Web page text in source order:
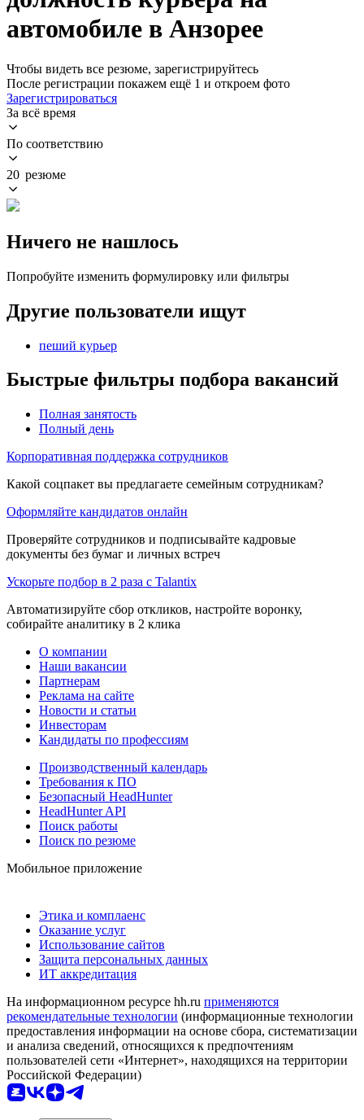
автомобиле в Анзорее
Чтобы видеть все резюме, зарегистрируйтесь
После регистрации покажем ещё 1 и откроем фото
Зарегистрироваться
За всё время
По соответствию
20 резюме
Ничего не нашлось
Попробуйте изменить формулировку или фильтры
Другие пользователи ищут
пеший курьер
Быстрые фильтры подбора вакансий
Полная занятость
Полный день
Корпоративная поддержка сотрудников
Какой соцпакет вы предлагаете семейным сотрудникам?
Оформляйте кандидатов онлайн
Проверяйте сотрудников и подписывайте кадровые
документы без бумаг и личных встреч
Ускорьте подбор в 2 раза с Talantix
Автоматизируйте сбор откликов, настройте воронку,
собирайте аналитику в 2 клика
О компании
Наши вакансии
Партнерам
Реклама на сайте
Новости и статьи
Инвесторам
Кандидаты по профессиям
Производственный календарь
Требования к ПО
Безопасный HeadHunter
HeadHunter API
Поиск работы
Поиск по резюме
Мобильное приложение
Этика и комплаенс
Оказание услуг
Использование сайтов
Защита персональных данных
ИТ аккредитация
На информационном ресурсе hh.ru применяются
рекомендательные технологии (информационные технологии
предоставления информации на основе сбора, систематизации
и анализа сведений, относящихся к предпочтениям
пользователей сети «Интернет», находящихся на территории
Российской Федерации)